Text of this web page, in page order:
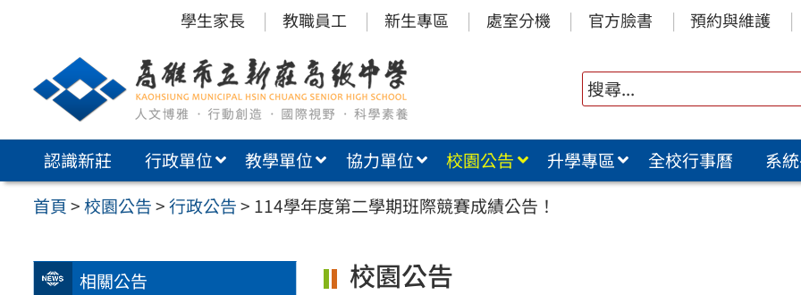
內
學生家長 教職員工 新生專區 處室分機 官方臉書 預約與維護
認識新莊 行政單位 教學單位 協力單位 校園公告 升學專區 全校行事曆
系
首頁>校園公告>行政公告> 114學年度第二學期班際競賽成績公告！
相關公告 校園公告